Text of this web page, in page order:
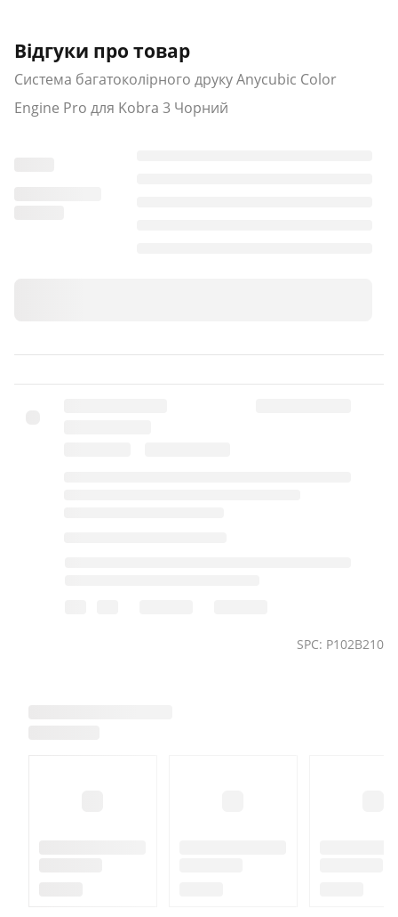
Відгуки про товар
Система багатоколірного друку Anycubic Color
Engine Pro для Kobra 3 Чорний
SPC: P102B210